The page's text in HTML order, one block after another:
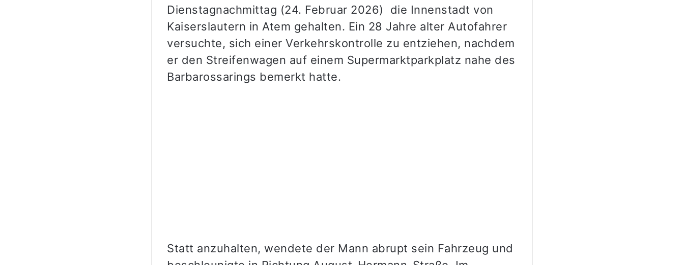
Dienstagnachmittag (24. Februar 2026) die Innenstadt von
Kaiserslautern in Atem gehalten. Ein 28 Jahre alter Autofahrer
versuchte, sich einer Verkehrskontrolle zu entziehen, nachdem
er den Streifenwagen auf einem Supermarktparkplatz nahe des
Barbarossarings bemerkt hatte.
Statt anzuhalten, wendete der Mann abrupt sein Fahrzeug und